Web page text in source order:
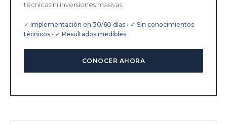
técnicas ni inversiones masivas.
✓ Implementación en 30/60 días • ✓ Sin conocimientos
técnicos • ✓ Resultados medibles
CONOCER AHORA